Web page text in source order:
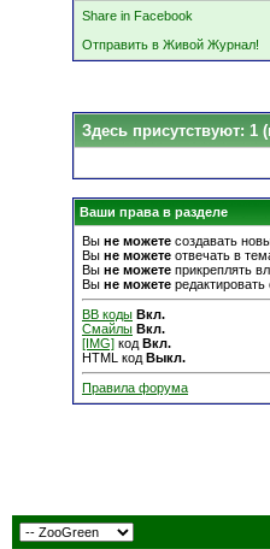
Share in Facebook
Отправить в Живой Журнал!
Здесь присутствуют: 1
Ваши права в разделе
Вы не можете создавать
Вы не можете отвечать в
Вы не можете прикреплять
Вы не можете
BB коды Вкл.
Смайлы Вкл.
[IMG] код Вкл.
HTML код Выкл.
Правила форума